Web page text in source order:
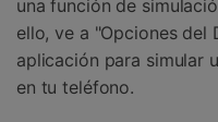
una función de
ello, ve a "Opciones del
aplicación para simular
en tu teléfono.